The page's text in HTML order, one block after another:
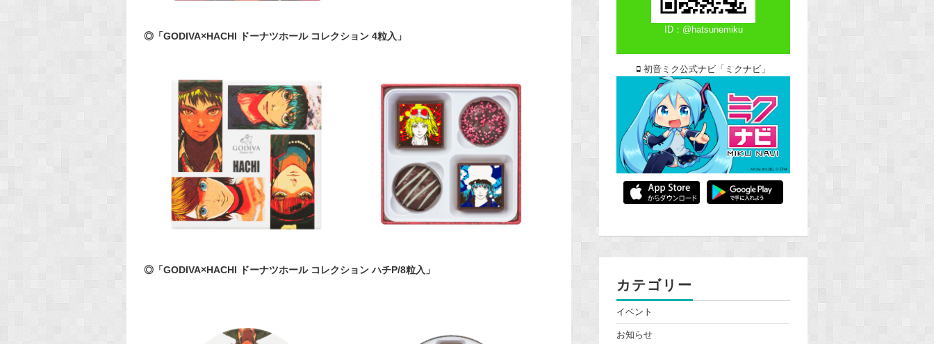
◎「GODIVA×HACHI ドーナツホール コレクション 4粒入」
◎「GODIVA×HACHI ドーナツホール コレクション ハチP/8粒入」
ID：@hatsunemiku
初音ミク公式ナビ「ミクナビ」
カテゴリー
イベント
お知らせ